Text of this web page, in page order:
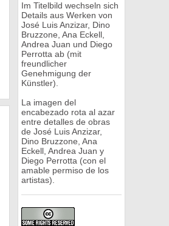
Im Titelbild wechseln sich
Details aus Werken von
José Luis Anzizar, Dino
Bruzzone, Ana Eckell,
Andrea Juan und Diego
Perrotta ab (mit
freundlicher
Genehmigung der
Künstler).
La imagen del
encabezado rota al azar
entre detalles de obras
de José Luis Anzizar,
Dino Bruzzone, Ana
Eckell, Andrea Juan y
Diego Perrotta (con el
amable permiso de los
artistas).